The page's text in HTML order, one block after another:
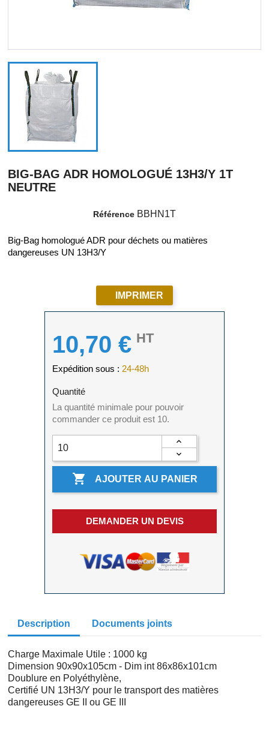
BIG-BAG ADR HOMOLOGUÉ 13H3/Y 1T
NEUTRE
Référence BBHN1T
Big-Bag homologué ADR pour déchets ou matières
dangereuses UN 13H3/Y
IMPRIMER
10,70 € HT
Expédition sous : 24-48h
Quantité
La quantité minimale pour pouvoir
commander ce produit est 10.
 AJOUTER AU PANIER
DEMANDER UN DEVIS
Description Documents joints
Charge Maximale Utile : 1000 kg
Dimension 90x90x105cm - Dim int 86x86x101cm
Doublure en Polyéthylène,
Certifié UN 13H3/Y pour le transport des matières
dangereuses GE II ou GE III